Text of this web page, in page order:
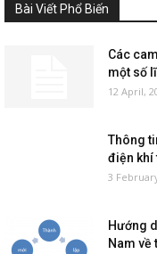
Bài Viết Phổ Biến
Các
một số
12 April,
Thông
điện khí
3
Hướng
Nam về